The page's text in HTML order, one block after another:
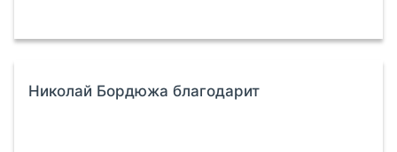
Николай Бордюжа благодарит